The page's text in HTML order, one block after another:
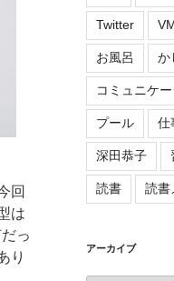
回
は
っ
り
Twitter
お風呂 か
コミュニケ
プール 仕
深田恭子
読書 読書
アーカイブ